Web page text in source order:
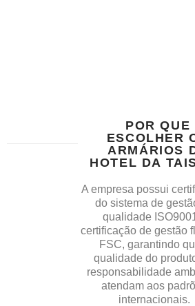
POR QUE
ESCOLHER
ARMÁRIOS
HOTEL DA
A empresa possui
do sistema de
qualidade
certificação de gestão
FSC, garantindo
qualidade do
responsabilidade
atendam aos
internacionais.